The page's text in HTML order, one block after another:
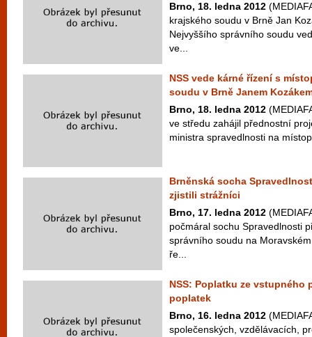
Brno, 18. ledna 2012
krajského soudu v Brně Jan
Nejvyššího správního soudu
ve...
NSS vede kárné řízení s
soudu v Brně Janem
Brno, 18. ledna 2012
ve středu zahájil přednostní
ministra spravedlnosti na
Brněnská socha
zjistili strážníci
Brno, 17. ledna 2012
počmáral sochu Spravedlnosti
správního soudu na
ře...
NSS: Poplatku ze vstupného
poplatek
Brno, 16. ledna 2012
společenských, vzdělávacích,